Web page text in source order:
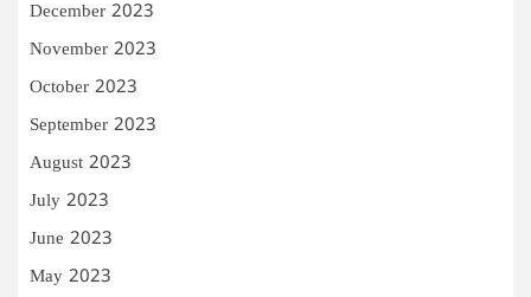
December 2023
November 2023
October 2023
September 2023
August 2023
July 2023
June 2023
May 2023